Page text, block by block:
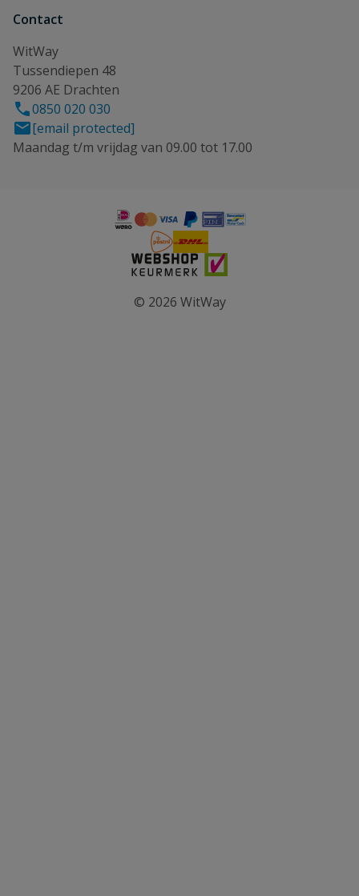
Contact
WitWay
Tussendiepen 48
9206 AE Drachten
0850 020 030
[email protected]
Maandag t/m vrijdag van 09.00 tot 17.00
© 2026 WitWay